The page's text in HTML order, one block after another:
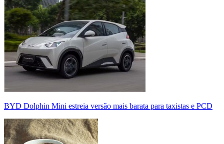
BYD Dolphin Mini estreia versão mais barata para taxistas e PCD